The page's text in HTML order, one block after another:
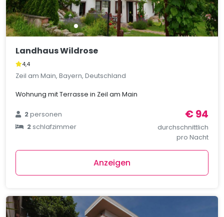
Landhaus Wildrose
4,4
Zeil am Main, Bayern, Deutschland
Wohnung mit Terrasse in Zeil am Main
2personen
2schlafzimmer
€ 94
durchschnittlich
pro Nacht
Anzeigen